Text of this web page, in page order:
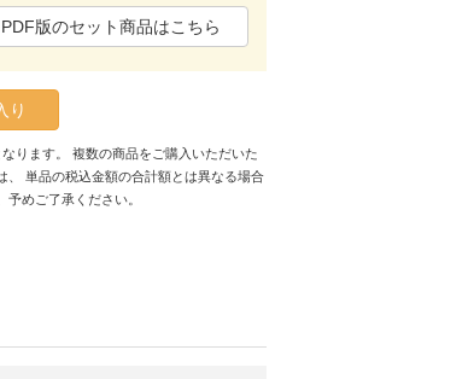
版のセット商品はこちら
り
ります。 複数の商品をご購入いただいた
、 単品の税込金額の合計額とは異なる場合
予めご了承ください。